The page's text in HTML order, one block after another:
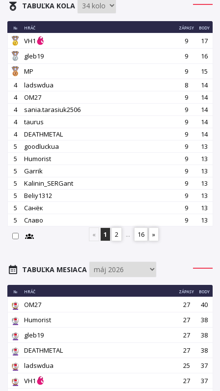
TABUĽKA KOLA
№ HRÁČ ZÁPASY BODY
VH1 9
17
gleb19
9
16
MP
9
15
4
ladswdua 8
14
4
OM27 9
14
4
sania.tarasiuk2506 9
14
4
taurus 9
14
4
DEATHMETAL 9
14
5
goodluckua 9
13
5
Humorist 9
13
5
Garrik 9
13
5
Kalinin_SERGant 9
13
5
Beliy1312 9
13
5
Санёк 9
13
5
Славо 9
13
«
1 2 ... 16 »
TABUĽKA MESIACA
№ HRÁČ ZÁPASY BODY
OM27 27
40
Humorist
27
38
gleb19
27
38
DEATHMETAL
27
38
ladswdua
25
37
VH1
27
37